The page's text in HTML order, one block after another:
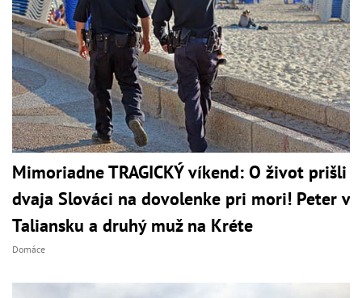
Mimoriadne TRAGICKÝ víkend: O život prišli
dvaja Slováci na dovolenke pri mori! Peter v
Taliansku a druhý muž na Kréte
Domáce